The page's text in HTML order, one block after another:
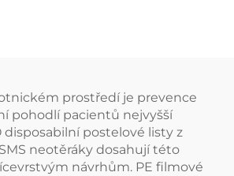
prostředí je prevence
pohodlí pacientů nejvyšší
disposabilní postelové listy z
neotěráky dosahují této
návrhům. PE filmové